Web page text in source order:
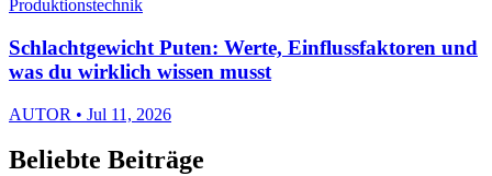
Produktionstechnik
Schlachtgewicht Puten: Werte, Einflussfaktoren und
was du wirklich wissen musst
AUTOR • Jul 11, 2026
Beliebte Beiträge